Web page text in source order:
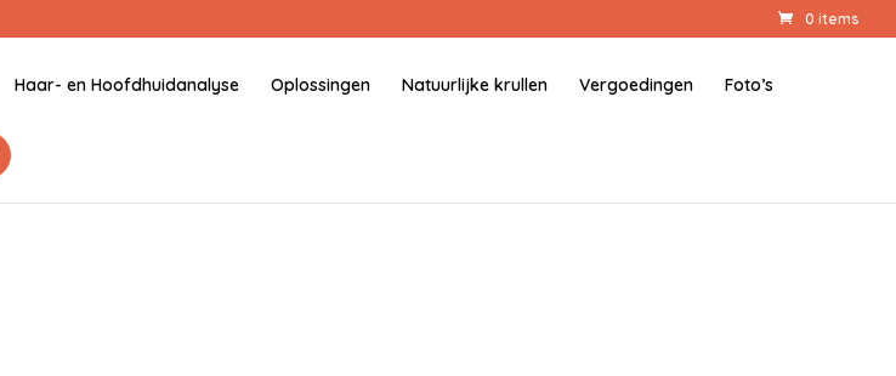
0 items
Haar- en Hoofdhuidanalyse Oplossingen Natuurlijke krullen Vergoedingen Foto’s